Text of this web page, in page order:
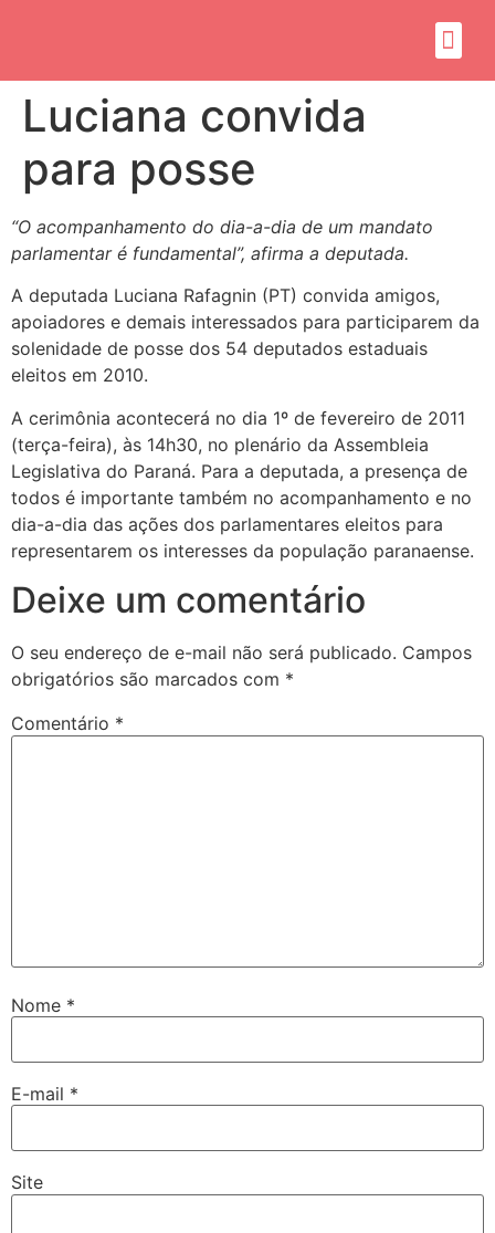
Luciana convida
para posse
“O acompanhamento do dia-a-dia de um mandato
parlamentar é fundamental”, afirma a deputada.
A deputada Luciana Rafagnin (PT) convida amigos,
apoiadores e demais interessados para participarem da
solenidade de posse dos 54 deputados estaduais
eleitos em 2010.
A cerimônia acontecerá no dia 1º de fevereiro de 2011
(terça-feira), às 14h30, no plenário da Assembleia
Legislativa do Paraná. Para a deputada, a presença de
todos é importante também no acompanhamento e no
dia-a-dia das ações dos parlamentares eleitos para
representarem os interesses da população paranaense.
Deixe um comentário
O seu endereço de e-mail não será publicado. Campos
obrigatórios são marcados com *
Comentário *
Nome *
E-mail *
Site